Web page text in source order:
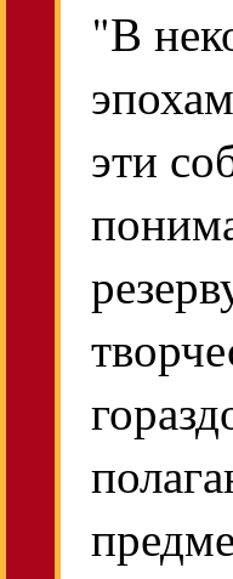
"В
эти